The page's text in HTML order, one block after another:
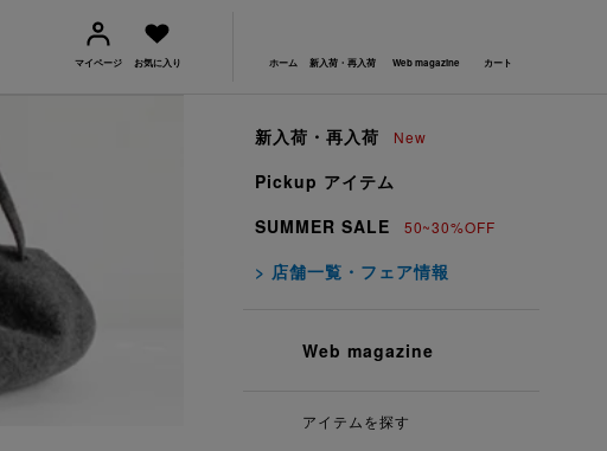
マイページ お気に入り ホーム 新入荷・再入荷 Web magazine カート
新入荷・再入荷 New
Pickup アイテム
SUMMER SALE
50~30%OFF
> 店舗一覧・フェア情報
Web magazine
アイテムを探す